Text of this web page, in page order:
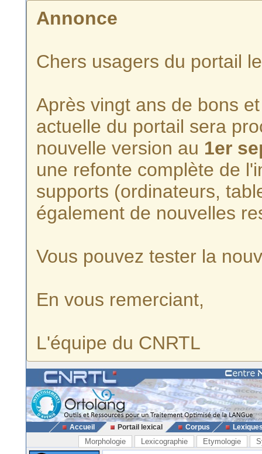
Annonce
Chers usagers du portail
Après vingt ans de bons
actuelle du portail sera
nouvelle version au 1er
une refonte complète de
supports (ordinateurs,
également de nouvelles
Vous pouvez tester la
En vous remerciant,
L'équipe du CNRTL
Accueil Portail lexical Corpus
Morphologie Lexicographie Etymologie